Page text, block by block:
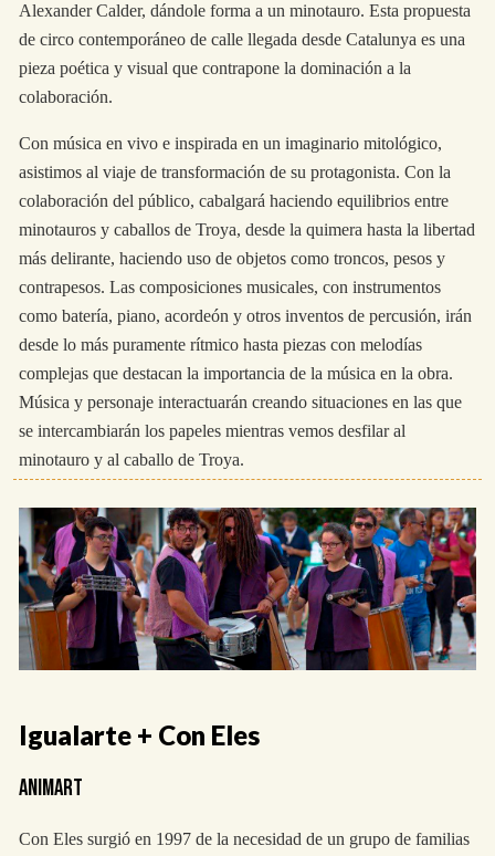
Alexander Calder, dándole forma a un minotauro. Esta propuesta
de circo contemporáneo de calle llegada desde Catalunya es una
pieza poética y visual que contrapone la dominación a la
colaboración.
Con música en vivo e inspirada en un imaginario mitológico,
asistimos al viaje de transformación de su protagonista. Con la
colaboración del público, cabalgará haciendo equilibrios entre
minotauros y caballos de Troya, desde la quimera hasta la libertad
más delirante, haciendo uso de objetos como troncos, pesos y
contrapesos. Las composiciones musicales, con instrumentos
como batería, piano, acordeón y otros inventos de percusión, irán
desde lo más puramente rítmico hasta piezas con melodías
complejas que destacan la importancia de la música en la obra.
Música y personaje interactuarán creando situaciones en las que
se intercambiarán los papeles mientras vemos desfilar al
minotauro y al caballo de Troya.
Igualarte + Con Eles
ANIMART
Con Eles surgió en 1997 de la necesidad de un grupo de familias